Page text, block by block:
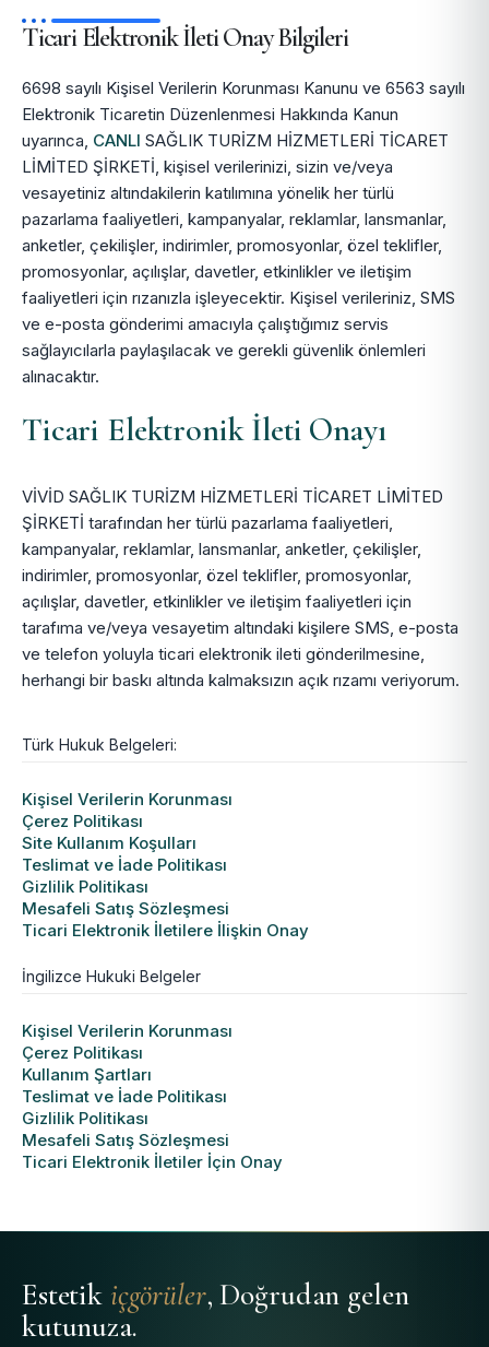
Ticari Elektronik İleti Onay Bilgileri
6698 sayılı Kişisel Verilerin Korunması Kanunu ve 6563 sayılı
Elektronik Ticaretin Düzenlenmesi Hakkında Kanun
uyarınca, CANLI SAĞLIK TURİZM HİZMETLERİ TİCARET
LİMİTED ŞİRKETİ, kişisel verilerinizi, sizin ve/veya
vesayetiniz altındakilerin katılımına yönelik her türlü
pazarlama faaliyetleri, kampanyalar, reklamlar, lansmanlar,
anketler, çekilişler, indirimler, promosyonlar, özel teklifler,
promosyonlar, açılışlar, davetler, etkinlikler ve iletişim
faaliyetleri için rızanızla işleyecektir. Kişisel verileriniz, SMS
ve e-posta gönderimi amacıyla çalıştığımız servis
sağlayıcılarla paylaşılacak ve gerekli güvenlik önlemleri
alınacaktır.
Ticari Elektronik İleti Onayı
VİVİD SAĞLIK TURİZM HİZMETLERİ TİCARET LİMİTED
ŞİRKETİ tarafından her türlü pazarlama faaliyetleri,
kampanyalar, reklamlar, lansmanlar, anketler, çekilişler,
indirimler, promosyonlar, özel teklifler, promosyonlar,
açılışlar, davetler, etkinlikler ve iletişim faaliyetleri için
tarafıma ve/veya vesayetim altındaki kişilere SMS, e-posta
ve telefon yoluyla ticari elektronik ileti gönderilmesine,
herhangi bir baskı altında kalmaksızın açık rızamı veriyorum.
Türk Hukuk Belgeleri:
Kişisel Verilerin Korunması
Çerez Politikası
Site Kullanım Koşulları
Teslimat ve İade Politikası
Gizlilik Politikası
Mesafeli Satış Sözleşmesi
Ticari Elektronik İletilere İlişkin Onay
İngilizce Hukuki Belgeler
Kişisel Verilerin Korunması
Çerez Politikası
Kullanım Şartları
Teslimat ve İade Politikası
Gizlilik Politikası
Mesafeli Satış Sözleşmesi
Ticari Elektronik İletiler İçin Onay
Estetik içgörüler, Doğrudan gelen
kutunuza.